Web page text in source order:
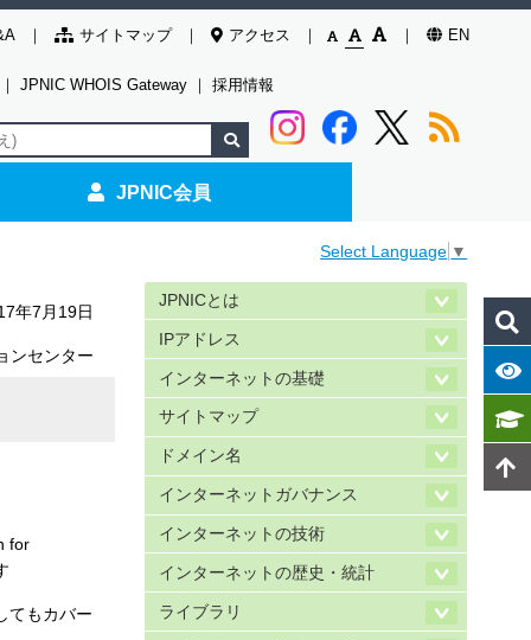
サイトマップ アクセス EN
｜ JPNIC WHOIS Gateway ｜ 採用情報
JPNIC会員
Select Language ▼
年7月19日
ンセンター
for
てもカバー
JPNICとは
IPアドレス
インターネットの基礎
サイトマップ
ドメイン名
インターネットガバナンス
インターネットの技術
インターネットの歴史・統計
ライブラリ